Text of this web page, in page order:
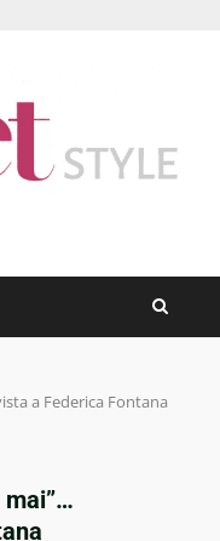
a Federica Fontana
mai”…